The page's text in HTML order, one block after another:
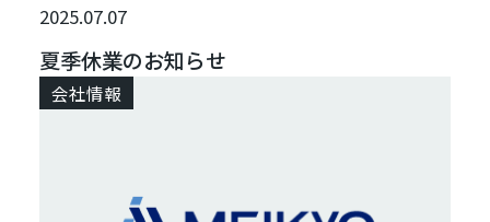
2025.07.07
夏季休業のお知らせ
会社情報